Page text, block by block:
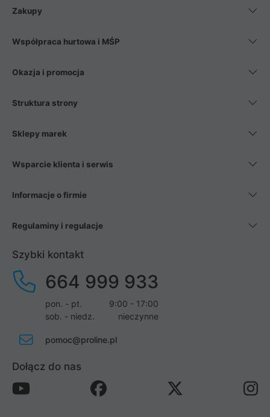
wentylatory. Na koniec mając już to wszystko, możesz
Zakupy
Współpraca hurtowa i MŚP
Okazja i promocja
Struktura strony
Sklepy marek
Wsparcie klienta i serwis
Informacje o firmie
Regulaminy i regulacje
Szybki kontakt
664 999 933
pon. - pt.
9:00 - 17:00
sob. - niedz.
nieczynne
pomoc@proline.pl
Dołącz do nas